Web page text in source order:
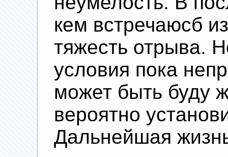
кем встречаюсб
тяжесть отрыва.
условия пока
может быть буду
вероятно
Дальнейшая